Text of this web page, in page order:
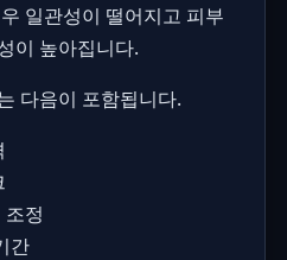
일관성이 떨어지고 피부
이 높아집니다.
다음이 포함됩니다.
정
간